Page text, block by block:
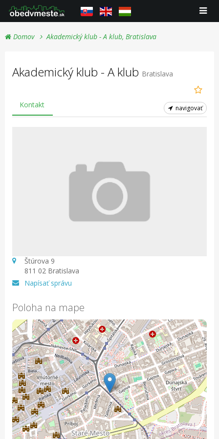
Domov Akademický klub - A klub, Bratislava
Akademický klub - A klub Bratislava
navigovať
Kontakt
Štúrova 9
811 02 Bratislava
Napísať správu
Poloha na mape